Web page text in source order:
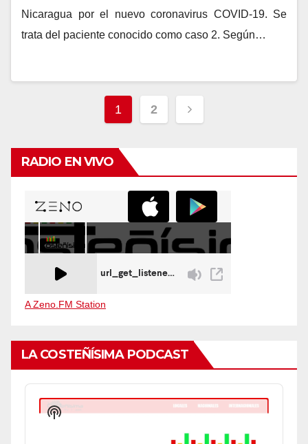
Nicaragua por el nuevo coronavirus COVID-19. Se
trata del paciente conocido como caso 2. Según…
Navegación
entradas
1 2
RADIO EN VIVO
A Zeno.FM Station
LA COSTEÑÍSIMA PODCAST
Audio
Player
Show